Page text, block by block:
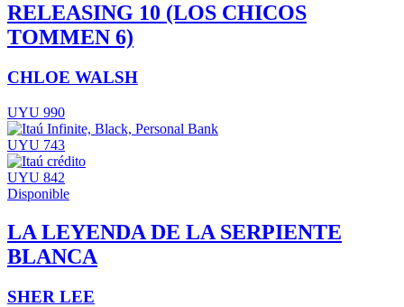
RELEASING 10 (LOS CHICOS
TOMMEN 6)
CHLOE WALSH
UYU 990
UYU 743
UYU 842
Disponible
LA LEYENDA DE LA SERPIENTE
BLANCA
SHER LEE